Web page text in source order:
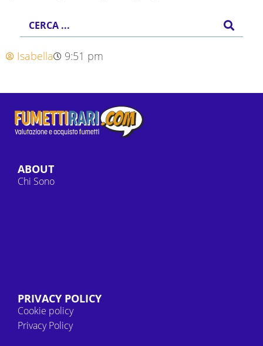
Isabella 9:51 pm
ABOUT
Chi Sono
PRIVACY POLICY
Cookie policy
Privacy Policy